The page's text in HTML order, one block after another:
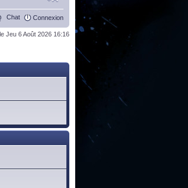
Chat Connexion
Jeu 6 Août 2026 16:16